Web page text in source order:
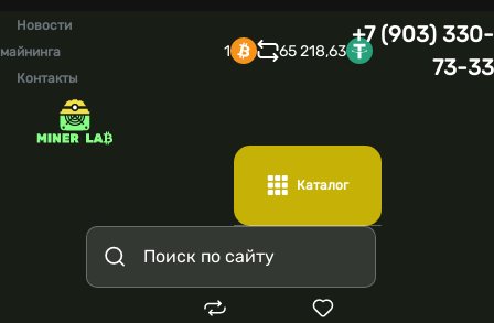
Новости
майнинга
Контакты
1 65 218,63
+7 (903) 330-
73-33
Каталог